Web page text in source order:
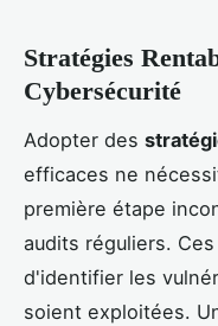
Stratégies
Cybersécurité
Adopter des
efficaces ne
première étape
audits réguliers.
d'identifier les
soient exploitées.